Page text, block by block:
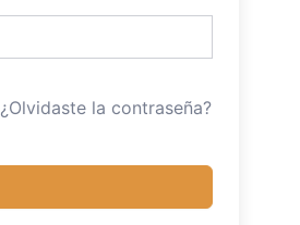
¿Olvidaste la contraseña?